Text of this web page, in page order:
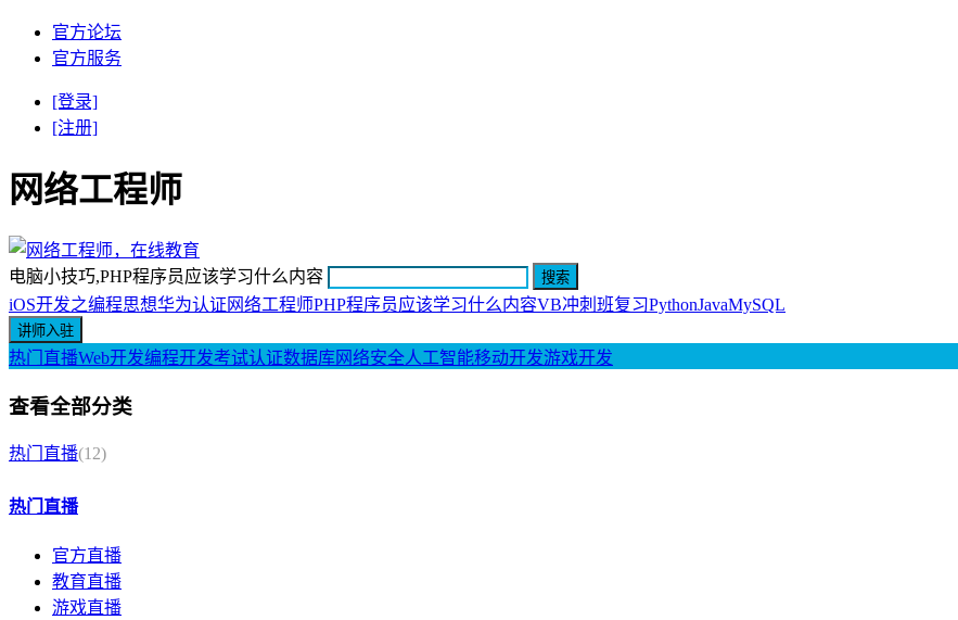
官方论坛
官方服务
[登录]
[注册]
网络工程师
电脑小技巧,PHP程序员应该学习什么内容
iOS开发之编程思想华为认证网络工程师PHP程序员应该学习什么内容VB冲刺班复习PythonJavaMySQL
热门直播Web开发编程开发考试认证数据库网络安全人工智能移动开发游戏开发
查看全部分类
热门直播(12)
热门直播
官方直播
教育直播
游戏直播